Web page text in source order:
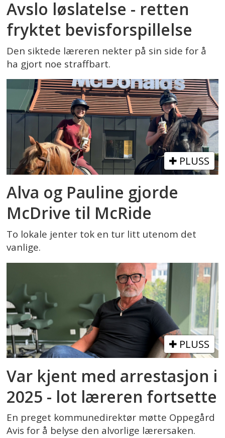
Avslo løslatelse - retten
fryktet bevisforspillelse
Den siktede læreren nekter på sin side for å
ha gjort noe straffbart.
PLUSS
Alva og Pauline gjorde
McDrive til McRide
To lokale jenter tok en tur litt utenom det
vanlige.
PLUSS
Var kjent med arrestasjon i
2025 - lot læreren fortsette
En preget kommunedirektør møtte Oppegård
Avis for å belyse den alvorlige lærersaken.